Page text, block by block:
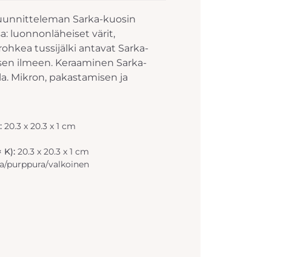
Sarka-kuosin
luonnonläheiset värit,
tussijälki antavat Sarka-
ilmeen. Keraaminen Sarka-
Mikron, pakastamisen ja
20.3 x 20.3 x 1 cm
K): 20.3 x 20.3 x 1 cm
purppura/valkoinen